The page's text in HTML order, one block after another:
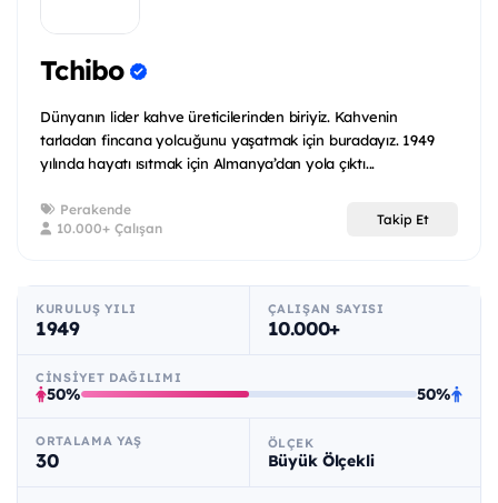
Tchibo
Dünyanın lider kahve üreticilerinden biriyiz. Kahvenin
tarladan fincana yolcuğunu yaşatmak için buradayız. 1949
yılında hayatı ısıtmak için Almanya’dan yola çıktı...
Perakende
10.000+ Çalışan
Takip Et
KURULUŞ YILI
1949
ÇALIŞAN SAYISI
10.000+
CINSIYET DAĞILIMI
50% 50%
ORTALAMA YAŞ
30
ÖLÇEK
Büyük Ölçekli